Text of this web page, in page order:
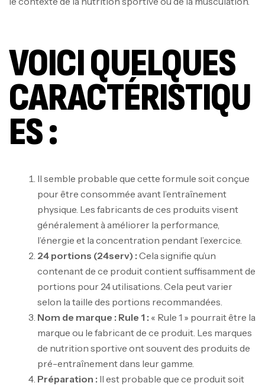
VOICI QUELQUES
CARACTÉRISTIQU
ES :
Il semble probable que cette formule soit conçue
pour être consommée avant l’entraînement
physique. Les fabricants de ces produits visent
généralement à améliorer la performance,
l’énergie et la concentration pendant l’exercice.
24 portions (24serv) : Cela signifie qu’un
contenant de ce produit contient suffisamment de
portions pour 24 utilisations. Cela peut varier
selon la taille des portions recommandées.
Nom de marque : Rule 1 : « Rule 1 » pourrait être la
marque ou le fabricant de ce produit. Les marques
de nutrition sportive ont souvent des produits de
pré-entraînement dans leur gamme.
Préparation : Il est probable que ce produit soit